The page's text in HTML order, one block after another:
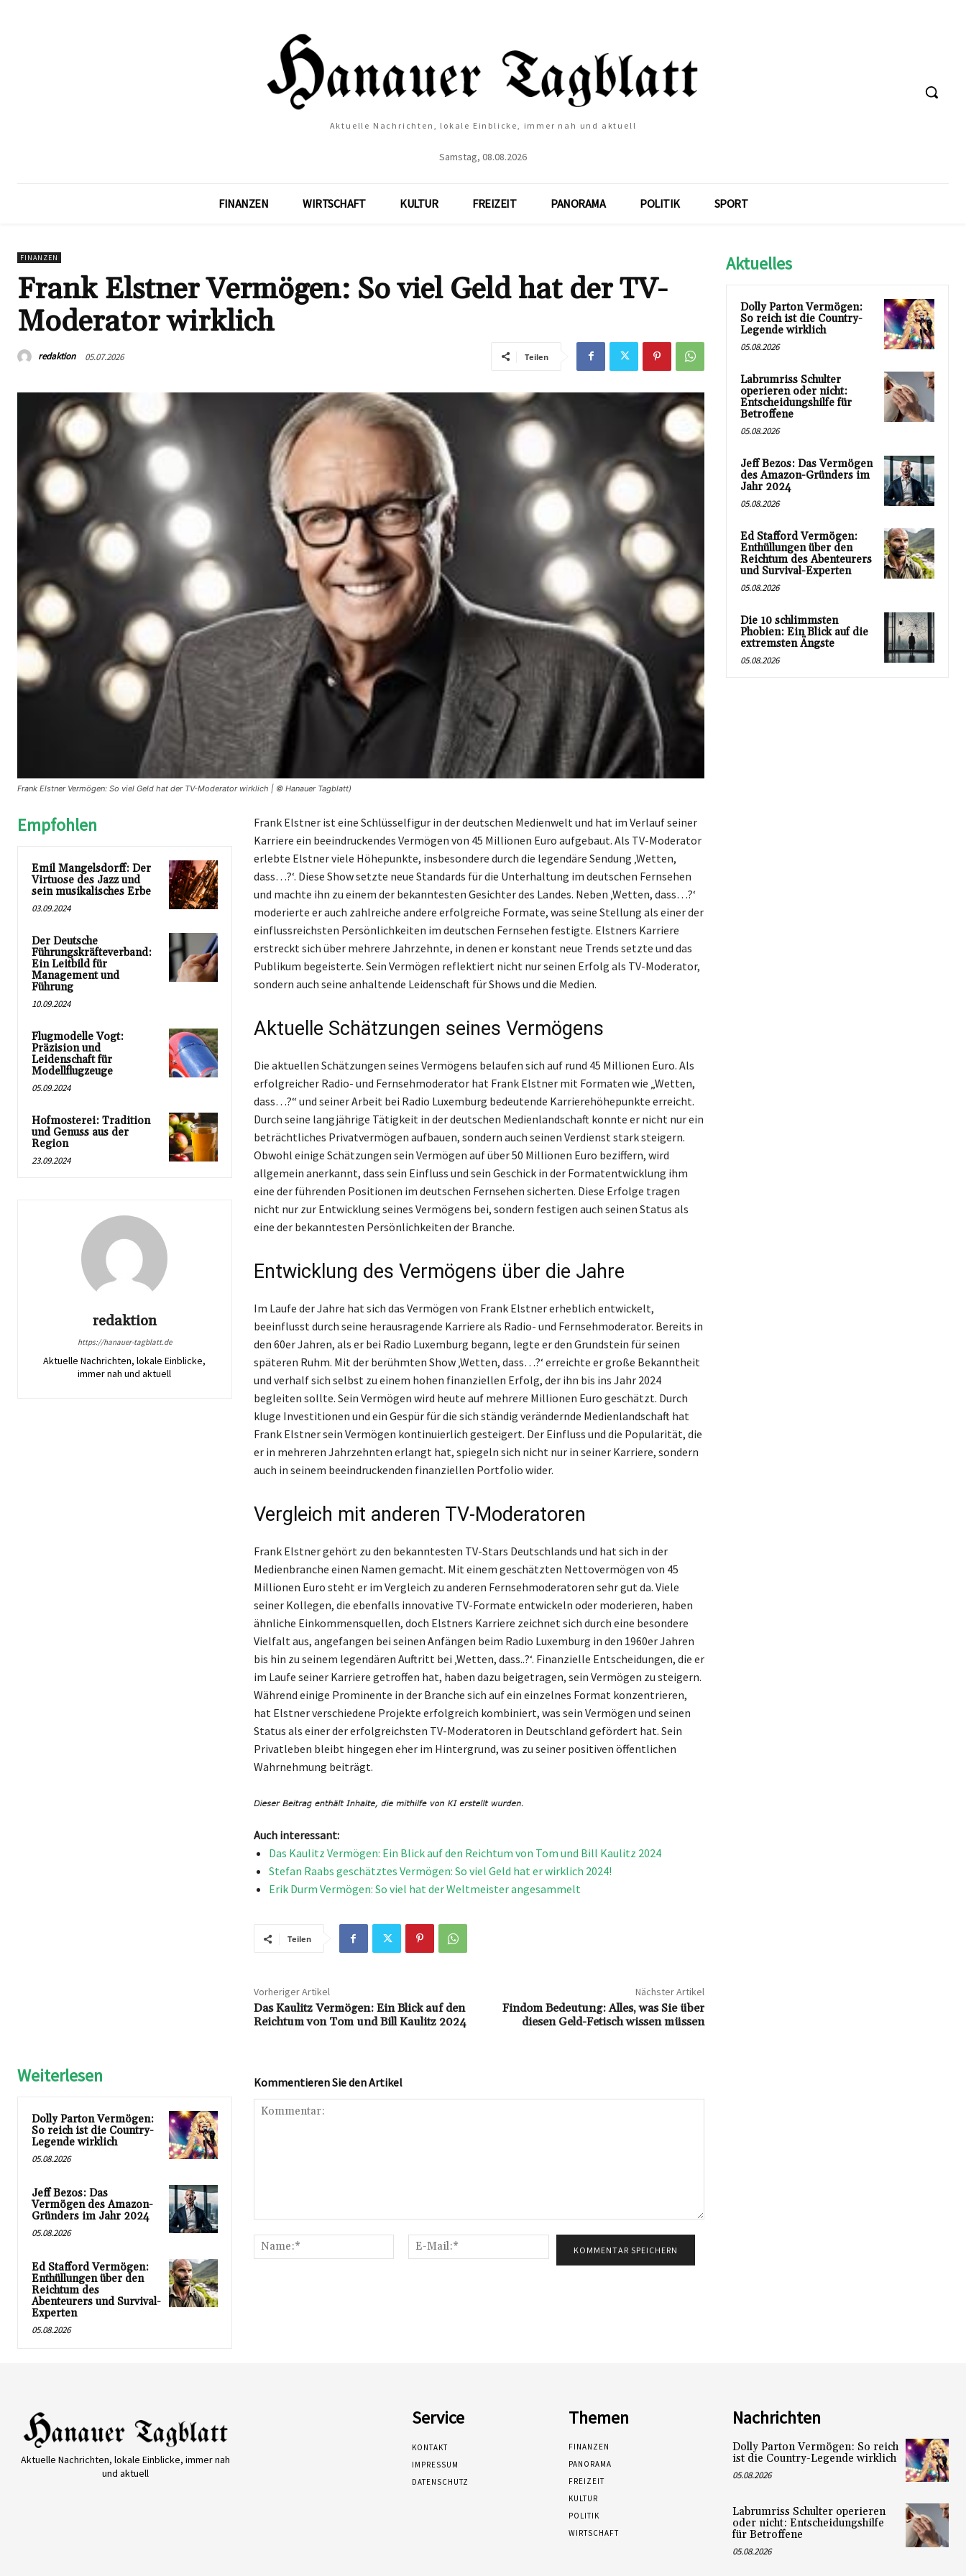
Aktuelle Nachrichten, lokale Einblicke, immer nah und aktuell
Samstag, 08.08.2026
FINANZEN WIRTSCHAFT KULTUR FREIZEIT PANORAMA POLITIK SPORT
FINANZEN
Frank Elstner Vermögen: So viel Geld hat der TV-
Moderator wirklich
redaktion 05.07.2026 Teilen
Frank Elstner Vermögen: So viel Geld hat der TV-Moderator wirklich | © Hanauer Tagblatt)
Empfohlen
Emil Mangelsdorff: Der
Virtuose des Jazz und
sein musikalisches Erbe
03.09.2024
Der Deutsche
Führungskräfteverband:
Ein Leitbild für
Management und
Führung
10.09.2024
Flugmodelle Vogt:
Präzision und
Leidenschaft für
Modellflugzeuge
05.09.2024
Hofmosterei: Tradition
und Genuss aus der
Region
23.09.2024
redaktion
https://hanauer-tagblatt.de
Aktuelle Nachrichten, lokale Einblicke,
immer nah und aktuell
Frank Elstner ist eine Schlüsselfigur in der deutschen Medienwelt und hat im Verlauf seiner
Karriere ein beeindruckendes Vermögen von 45 Millionen Euro aufgebaut. Als TV-Moderator
erlebte Elstner viele Höhepunkte, insbesondere durch die legendäre Sendung ‚Wetten,
dass…?‘. Diese Show setzte neue Standards für die Unterhaltung im deutschen Fernsehen
und machte ihn zu einem der bekanntesten Gesichter des Landes. Neben ‚Wetten, dass…?‘
moderierte er auch zahlreiche andere erfolgreiche Formate, was seine Stellung als einer der
einflussreichsten Persönlichkeiten im deutschen Fernsehen festigte. Elstners Karriere
erstreckt sich über mehrere Jahrzehnte, in denen er konstant neue Trends setzte und das
Publikum begeisterte. Sein Vermögen reflektiert nicht nur seinen Erfolg als TV-Moderator,
sondern auch seine anhaltende Leidenschaft für Shows und die Medien.
Aktuelle Schätzungen seines Vermögens
Die aktuellen Schätzungen seines Vermögens belaufen sich auf rund 45 Millionen Euro. Als
erfolgreicher Radio- und Fernsehmoderator hat Frank Elstner mit Formaten wie „Wetten,
dass…?“ und seiner Arbeit bei Radio Luxemburg bedeutende Karrierehöhepunkte erreicht.
Durch seine langjährige Tätigkeit in der deutschen Medienlandschaft konnte er nicht nur ein
beträchtliches Privatvermögen aufbauen, sondern auch seinen Verdienst stark steigern.
Obwohl einige Schätzungen sein Vermögen auf über 50 Millionen Euro beziffern, wird
allgemein anerkannt, dass sein Einfluss und sein Geschick in der Formatentwicklung ihm
eine der führenden Positionen im deutschen Fernsehen sicherten. Diese Erfolge tragen
nicht nur zur Entwicklung seines Vermögens bei, sondern festigen auch seinen Status als
eine der bekanntesten Persönlichkeiten der Branche.
Entwicklung des Vermögens über die Jahre
Im Laufe der Jahre hat sich das Vermögen von Frank Elstner erheblich entwickelt,
beeinflusst durch seine herausragende Karriere als Radio- und Fernsehmoderator. Bereits in
den 60er Jahren, als er bei Radio Luxemburg begann, legte er den Grundstein für seinen
späteren Ruhm. Mit der berühmten Show ‚Wetten, dass…?‘ erreichte er große Bekanntheit
und verhalf sich selbst zu einem hohen finanziellen Erfolg, der ihn bis ins Jahr 2024
begleiten sollte. Sein Vermögen wird heute auf mehrere Millionen Euro geschätzt. Durch
kluge Investitionen und ein Gespür für die sich ständig verändernde Medienlandschaft hat
Frank Elstner sein Vermögen kontinuierlich gesteigert. Der Einfluss und die Popularität, die
er in mehreren Jahrzehnten erlangt hat, spiegeln sich nicht nur in seiner Karriere, sondern
auch in seinem beeindruckenden finanziellen Portfolio wider.
Vergleich mit anderen TV-Moderatoren
Frank Elstner gehört zu den bekanntesten TV-Stars Deutschlands und hat sich in der
Medienbranche einen Namen gemacht. Mit einem geschätzten Nettovermögen von 45
Millionen Euro steht er im Vergleich zu anderen Fernsehmoderatoren sehr gut da. Viele
seiner Kollegen, die ebenfalls innovative TV-Formate entwickeln oder moderieren, haben
ähnliche Einkommensquellen, doch Elstners Karriere zeichnet sich durch eine besondere
Vielfalt aus, angefangen bei seinen Anfängen beim Radio Luxemburg in den 1960er Jahren
bis hin zu seinem legendären Auftritt bei ‚Wetten, dass..?‘. Finanzielle Entscheidungen, die er
im Laufe seiner Karriere getroffen hat, haben dazu beigetragen, sein Vermögen zu steigern.
Während einige Prominente in der Branche sich auf ein einzelnes Format konzentrieren,
hat Elstner verschiedene Projekte erfolgreich kombiniert, was sein Vermögen und seinen
Status als einer der erfolgreichsten TV-Moderatoren in Deutschland gefördert hat. Sein
Privatleben bleibt hingegen eher im Hintergrund, was zu seiner positiven öffentlichen
Wahrnehmung beiträgt.
Auch interessant:
Das Kaulitz Vermögen: Ein Blick auf den Reichtum von Tom und Bill Kaulitz 2024
Stefan Raabs geschätztes Vermögen: So viel Geld hat er wirklich 2024!
Erik Durm Vermögen: So viel hat der Weltmeister angesammelt
Teilen
Vorheriger Artikel
Das Kaulitz Vermögen: Ein Blick auf den
Reichtum von Tom und Bill Kaulitz 2024
Nächster Artikel
Findom Bedeutung: Alles, was Sie über
diesen Geld-Fetisch wissen müssen
Weiterlesen
Dolly Parton Vermögen:
So reich ist die Country-
Legende wirklich
05.08.2026
Jeff Bezos: Das
Vermögen des Amazon-
Gründers im Jahr 2024
05.08.2026
Ed Stafford Vermögen:
Enthüllungen über den
Reichtum des
Abenteurers und Survival-
Experten
05.08.2026
Kommentieren Sie den Artikel
Name:*
Mail:*
Aktuelles
Dolly Parton Vermögen:
So reich ist die Country-
Legende wirklich
05.08.2026
Labrumriss Schulter
operieren oder nicht:
Entscheidungshilfe für
Betroffene
05.08.2026
Jeff Bezos: Das Vermögen
des Amazon-Gründers im
Jahr 2024
05.08.2026
Ed Stafford Vermögen:
Enthüllungen über den
Reichtum des Abenteurers
und Survival-Experten
05.08.2026
Die 10 schlimmsten
Phobien: Ein Blick auf die
extremsten Ängste
05.08.2026
Aktuelle Nachrichten, lokale Einblicke, immer nah
und aktuell
Service
KONTAKT
IMPRESSUM
DATENSCHUTZ
Themen
FINANZEN
PANORAMA
FREIZEIT
KULTUR
POLITIK
WIRTSCHAFT
Nachrichten
Dolly Parton Vermögen: So reich
ist die Country-Legende wirklich
05.08.2026
Labrumriss Schulter operieren
oder nicht: Entscheidungshilfe
für Betroffene
05.08.2026